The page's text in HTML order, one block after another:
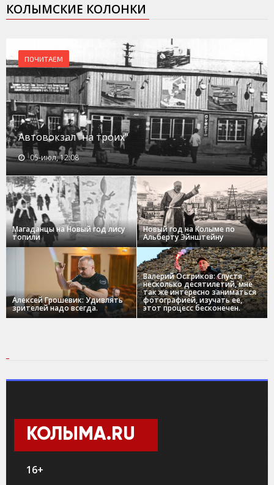
КОЛЫМСКИЕ КОЛОНКИ
ПОЧИТАЕМ
Автовокзал "на троих"
05-июл, 12:08
Магаданцы на Новый год лису
топили
Новый год на Колыме по
Альберту Эйнштейну
Алексей Грошевик: Удивлять
зрителей надо всегда.
Валерий Остриков: Спустя
несколько десятилетий, мне
так же интересно заниматься
фотографией, изучать ее,
этот процесс бесконечен.
КОЛЫМА.RU
16+